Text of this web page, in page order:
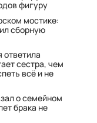
фигуру
мостике:
сборную
ответила
сестра, чем
всё и не
о семейном
брака не